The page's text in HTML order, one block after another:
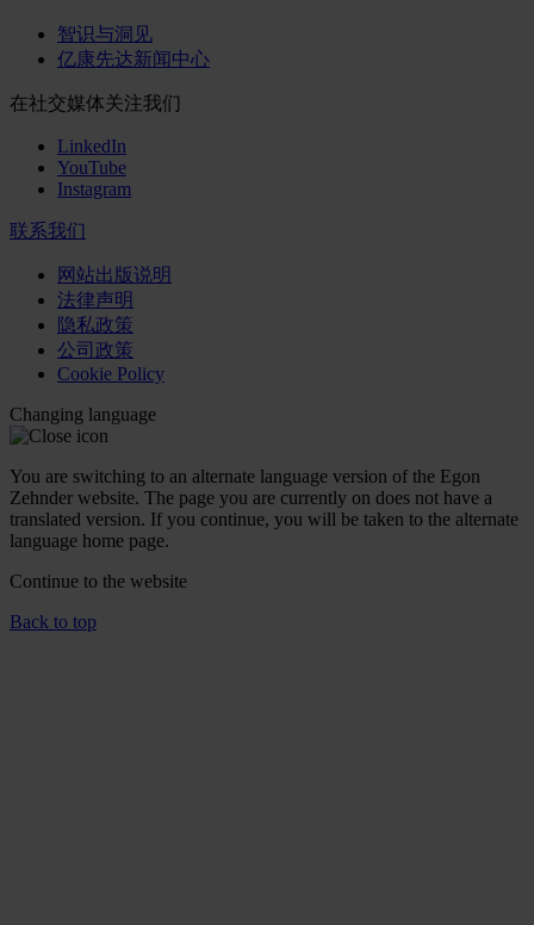
智识与洞见
亿康先达新闻中心
在社交媒体关注我们
LinkedIn
YouTube
Instagram
联系我们
网站出版说明
法律声明
隐私政策
公司政策
Cookie Policy
Changing language
You are switching to an alternate language version of the Egon
Zehnder website. The page you are currently on does not have a
translated version. If you continue, you will be taken to the alternate
language home page.
Continue to the website
Back to top